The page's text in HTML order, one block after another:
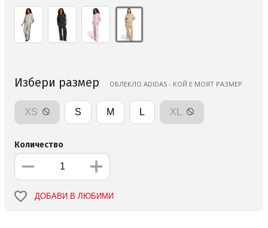
Избери размер ОБЛЕКЛО ADIDAS - КОЙ Е МОЯТ РАЗМЕР
XS S M L XL
Количество
ДОБАВИ В ЛЮБИМИ